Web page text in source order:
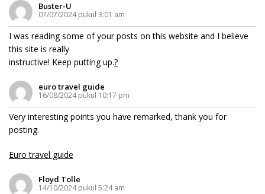
Buster-U
07/07/2024 pukul 3:01 am
I was reading some of your posts on this website and I believe
this site is really
instructive! Keep putting up.?
euro travel guide
16/08/2024 pukul 10:17 pm
Very interesting points you have remarked, thank you for
posting.
Euro travel guide
Floyd Tolle
14/10/2024 pukul 5:24 am